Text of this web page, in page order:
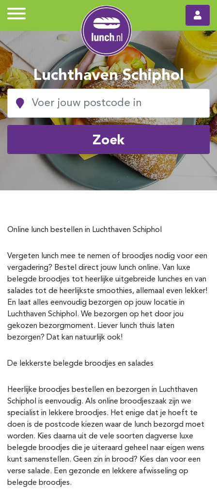
Luchthaven Schiphol
Zoek
Online lunch bestellen in Luchthaven Schiphol
Vergeten lunch mee te nemen of broodjes nodig voor een
vergadering? Bestel direct jouw lunch online. Van luxe
belegde broodjes tot heerlijke uitgebreide lunches en van
salades tot de heerlijkste smoothies, allemaal even lekker!
En laat alles eenvoudig bezorgen op jouw locatie in
Luchthaven Schiphol. We bezorgen op het door jou
gekozen bezorgmoment. Liever lunch thuis laten
bezorgen? Dat kan natuurlijk ook!
De lekkerste belegde broodjes en salades
Heerlijke broodjes bestellen en bezorgen in Luchthaven
Schiphol is eenvoudig. Als online broodjeszaak zijn we
specialist in lekkere broodjes. Het enige dat je hoeft te
doen is de postcode kiezen waar de lunch bezorgd moet
worden. Kies daarna uit de vele soorten dagverse luxe
belegde broodjes die je uiteraard geheel naar eigen wens
kunt samenstellen. Geen zin in brood? Kies dan voor een
verse salade. Een gezonde en lekkere afwisseling op
belegde broodjes.